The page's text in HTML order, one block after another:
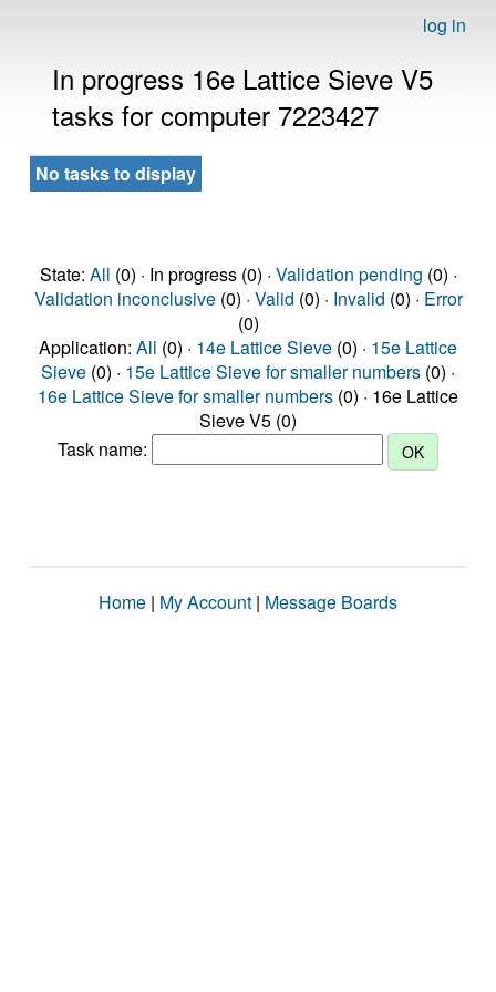
log in
In progress 16e Lattice Sieve V5
tasks for computer 7223427
No tasks to display
State: All (0) · In progress (0) · Validation pending (0) ·
Validation inconclusive(0) · Valid (0) · Invalid (0) · Error
(0)
Application: All (0) · 14e Lattice Sieve (0) · 15e Lattice
Sieve (0) · 15e Lattice Sieve for smaller numbers (0) ·
16e Lattice Sieve for smaller numbers (0) · 16e Lattice
Sieve V5 (0)
Task name:
Home | My Account | Message Boards